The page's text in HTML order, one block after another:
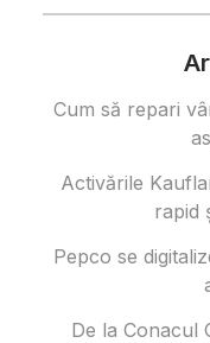
Cum să repari
Activările
rapid
Pepco se
De la Conacul